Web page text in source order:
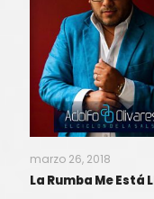
marzo 26, 2018
La Rumba Me